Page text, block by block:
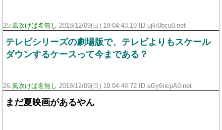
25:風吹けば名無し 2018/12/09(日) 19:04:43.19 ID:ujIk0bcu0.net
テレビシリーズの劇場版で、テレビよりもスケール
ダウンするケースって今まである？
26:風吹けば名無し 2018/12/09(日) 19:04:48.72 ID:aGy6ncpA0.net
まだ夏映画があるやん